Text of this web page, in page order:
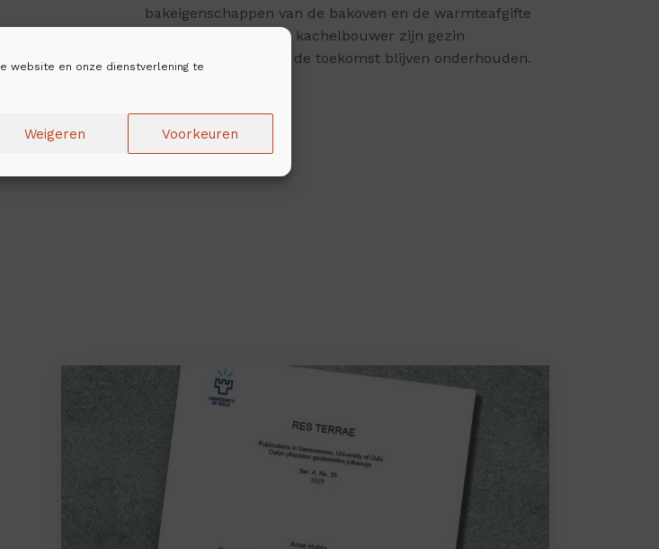
website en onze dienstverlening te
Weigeren Voorkeuren
bakeigenschappen van de bakoven en de warmteafgifte
van de kachel kon de kachelbouwer zijn gezin
gemakkelijk en tot in de toekomst blijven onderhouden.